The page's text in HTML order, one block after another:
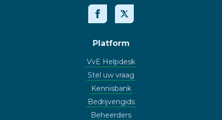
Platform
VvE Helpdesk
Stel uw vraag
Kennisbank
Bedrijvengids
Beheerders